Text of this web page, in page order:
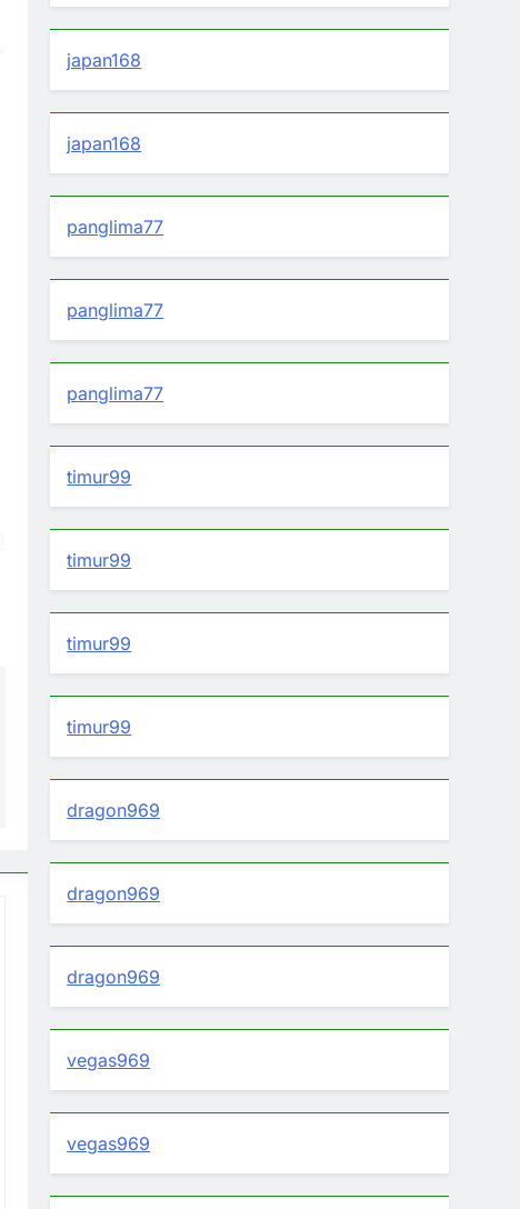
japan168
japan168
panglima77
panglima77
panglima77
timur99
timur99
timur99
timur99
dragon969
dragon969
dragon969
vegas969
vegas969